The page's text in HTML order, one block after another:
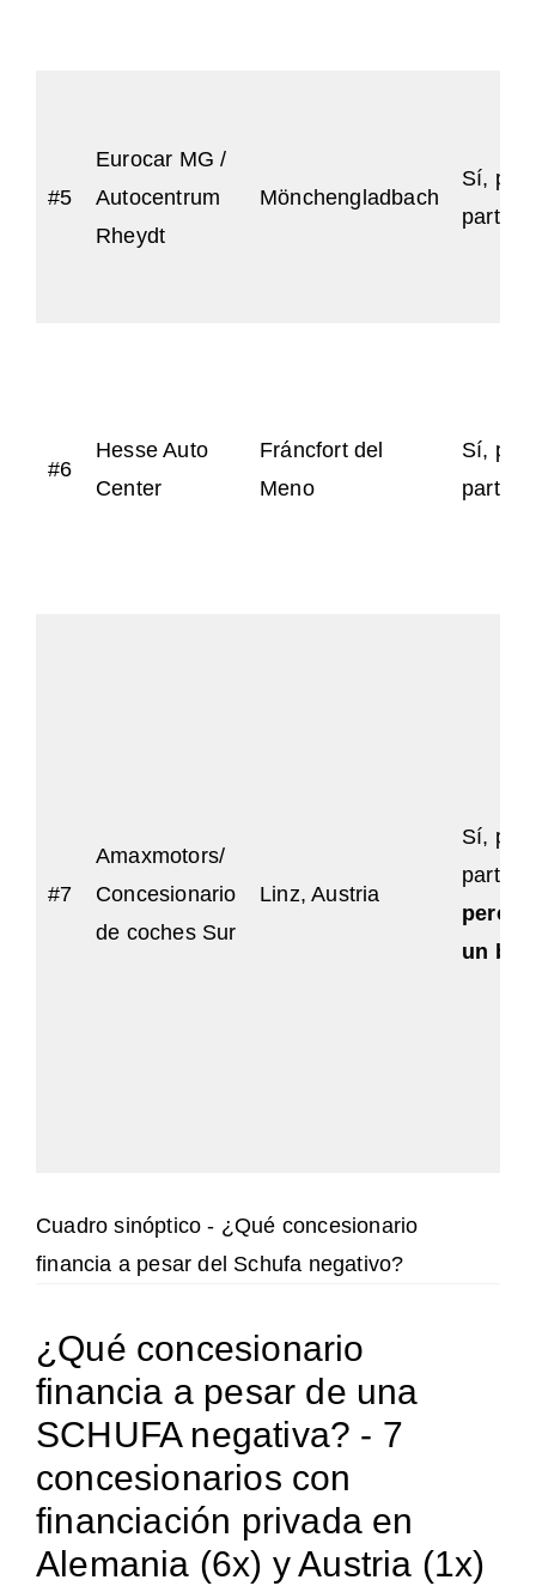
#5
Eurocar MG /
Autocentrum
Rheydt
Mönchengladbach
Sí,
#6
Hesse Auto
Center
Fráncfort del
Meno
Sí,
#7
Amaxmotors/
Concesionario
de coches Sur
Linz, Austria
Sí,
pero
un
Cuadro sinóptico - ¿Qué concesionario
financia a pesar del Schufa negativo?
¿Qué concesionario
financia a pesar de una
SCHUFA negativa? - 7
concesionarios con
financiación privada en
Alemania (6x) y Austria (1x)